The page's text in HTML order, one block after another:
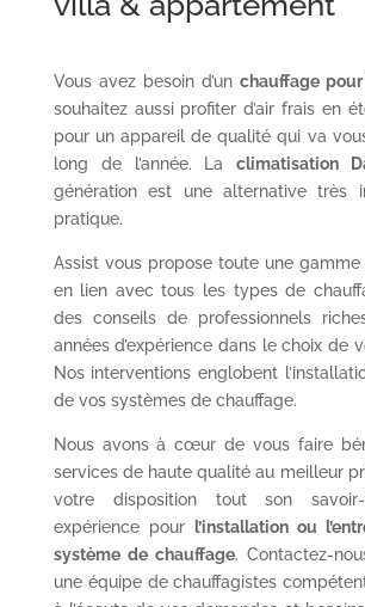
Vous avez besoin d’un chauffage pour
souhaitez aussi profiter d’air frais en
pour un appareil de qualité qui va
long de l’année. Laclimatisation
génération est une alternative très
pratique.
Assist vous propose toute une gamme
en lien avec tous les types de
des conseils de professionnels
années d’expérience dans le choix de
Nos interventions englobent
de vos systèmes de chauffage.
Nous avons à cœur de vous faire
services de haute qualité au meilleur
votre disposition tout son
expérience pour l’installation ou
système de chauffage. Contactez-
une équipe de chauffagistes